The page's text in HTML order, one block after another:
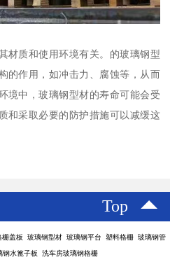
材质和使用环境有关。的玻璃钢型
的作用，如冲击力、腐蚀等，从而
境中，玻璃钢型材的寿命可能会受
和采取必要的防护措施可以减缓这
Top
盖板 玻璃钢型材 玻璃钢平台 塑料格栅 玻璃钢管
水篦子板 洗车房玻璃钢格栅